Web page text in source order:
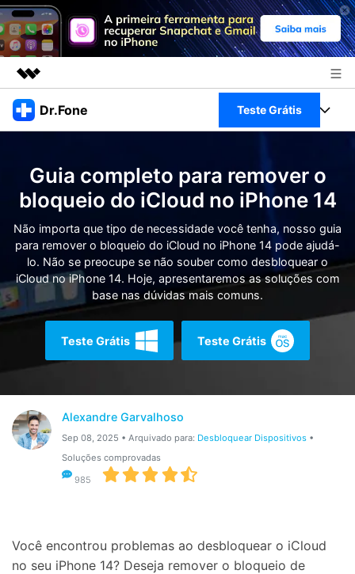
Produtos em destaque
Visão geral
Soluções
Sobre nós
Sala de imprensa
Loja
Dr.Fone Teste Grátis
Veja Toolkit Completo >
Productos
Para PC
Para Celular
Online
Ver Todos Os Aplicativos
Guia & Suporte
Ações rápidas
Dicas
Centro de Ajuda
Recursos
Transferir Dados
Gerenciador de dados
Reparar Celular
Proteção do celular
Encontre Mais Soluções
Entrar
Guia completo para remover o
bloqueio do iCloud no iPhone 14
Não importa que tipo de necessidade você tenha, nosso guia
para remover o bloqueio do iCloud no iPhone 14 pode ajudá-
lo. Não se preocupe se não souber como desbloquear o
iCloud no iPhone 14. Hoje, apresentaremos as soluções com
base nas dúvidas mais comuns.
Teste Grátis Teste Grátis
Alexandre Garvalhoso
Sep 08, 2025 • Arquivado para: Desbloquear Dispositivos•
Soluções comprovadas
985
Você encontrou problemas ao desbloquear o iCloud
no seu iPhone 14? Deseja remover o bloqueio de